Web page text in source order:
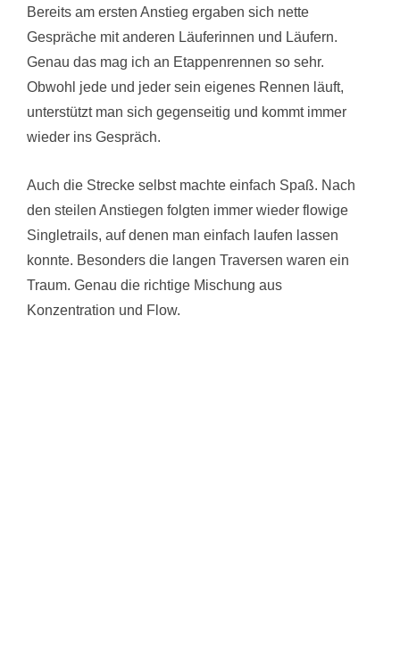
Bereits am ersten Anstieg ergaben sich nette
Gespräche mit anderen Läuferinnen und Läufern.
Genau das mag ich an Etappenrennen so sehr.
Obwohl jede und jeder sein eigenes Rennen läuft,
unterstützt man sich gegenseitig und kommt immer
wieder ins Gespräch.
Auch die Strecke selbst machte einfach Spaß. Nach
den steilen Anstiegen folgten immer wieder flowige
Singletrails, auf denen man einfach laufen lassen
konnte. Besonders die langen Traversen waren ein
Traum. Genau die richtige Mischung aus
Konzentration und Flow.